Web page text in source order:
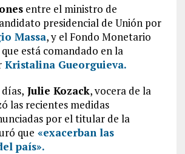
entre el ministro de
presidencial de Unión por
Massa, y el Fondo Monetario
está comandado en la
Kristalina Gueorguieva.
Julie Kozack, vocera de la
las recientes medidas
por el titular de la
que «exacerban las
país».